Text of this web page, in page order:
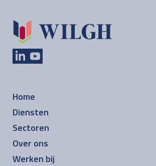
Home
Diensten
Sectoren
Over ons
Werken bij